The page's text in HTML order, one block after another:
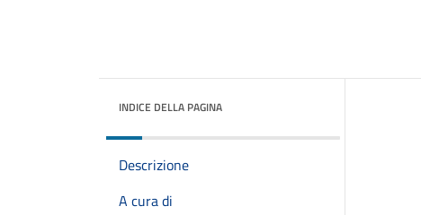
INDICE DELLA PAGINA
Descrizione
A cura di